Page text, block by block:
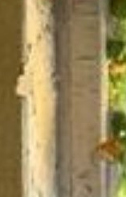
« MOFUSAND / PARLER
ASSASSIN'S CREED BLACK FLAG
« LE VENT DAND LES SAULES
« DAMN THEM ALL » - UN
YOSHI AND THE MYSTERIOUS